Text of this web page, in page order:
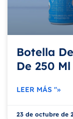
Botella
De 250
LEER MÁS "»
23 de octubre de